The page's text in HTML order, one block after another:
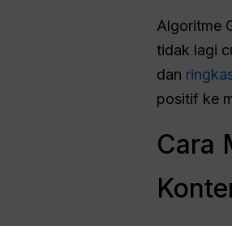
Algoritme
tidak lagi
dan
positif ke
Cara